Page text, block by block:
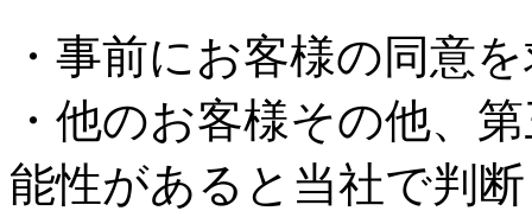
・事前にお客様の同意
・他のお客様その他、
能性があると当社で判